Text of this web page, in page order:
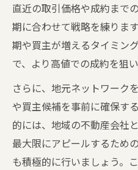
直近の取引価格や成約まで
期に合わせて戦略を練りま
期や買主が増えるタイミン
で、より高値での成約を狙い
さらに、地元ネットワーク
や買主候補を事前に確保す
的には、地域の不動産会社
最大限にアピールするため
も積極的に行いましょう。